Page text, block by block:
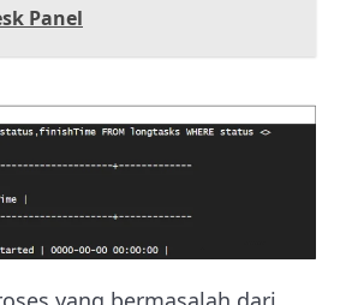
Panel